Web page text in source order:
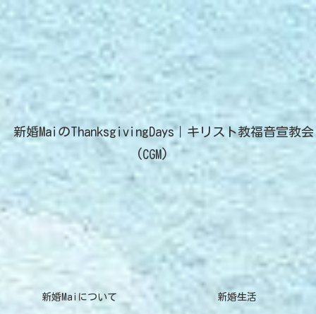
新婚MaiのThanksgivingDays｜キリスト教福音宣教会
(CGM)
新婚Maiについて 新婚生活